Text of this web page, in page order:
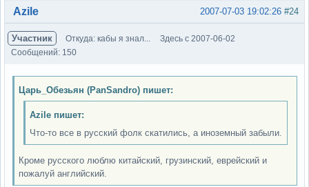
Вне форума #24
2007-07-03 19:02:26
Azile
Участник Откуда: кабы я знал...
Здесь с 2007-06-02
Сообщений: 150
Царь_Обезьян (PanSandro) пишет:
Azile пишет:
Что-то все в русский фолк скатились, а иноземный забыли.
Кроме русского люблю китайский, грузинский, еврейский и
пожалуй английский.